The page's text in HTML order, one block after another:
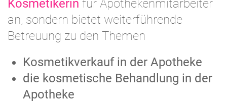
Kosmetikerin für Apothekenmitarbeiter
an, sondern bietet weiterführende
Betreuung zu den Themen
Kosmetikverkauf in der Apotheke
die kosmetische Behandlung in der
Apotheke